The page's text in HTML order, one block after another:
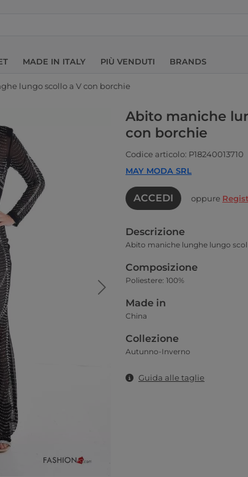
MADE IN ITALY PIÙ VENDUTI BRANDS
lungo scollo a V con borchie
Abito maniche
con borchie
Codice articolo: P18240013710
MAY MODA SRL
ACCEDI oppure
Descrizione
Abito maniche lunghe lungo
Composizione
Poliestere: 100%
Made in
China
Collezione
Autunno-Inverno
Guida alle taglie